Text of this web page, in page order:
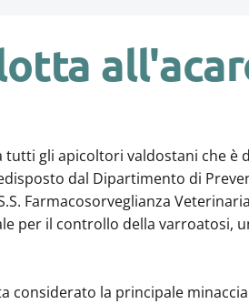
tutti gli apicoltori valdostani che è
dal Dipartimento di
Farmacosorveglianza
per il controllo della varroatosi,
considerato la principale